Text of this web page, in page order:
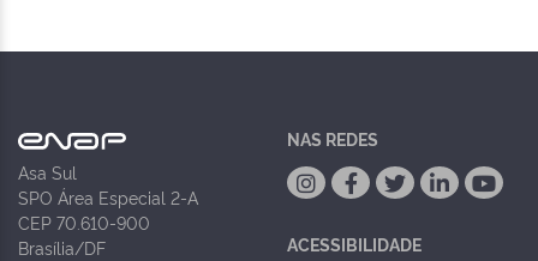
Asa Sul
SPO Área Especial 2-A
CEP 70.610-900
Brasília/DF
NAS REDES
ACESSIBILIDADE